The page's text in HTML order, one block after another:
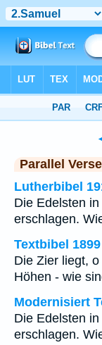
Parallel Verse
Lutherbibel
Die Edelsten
erschlagen.
Textbibel 1899
Die Zier liegt,
Höhen - wie
Modernisiert
Die Edelsten
erschlagen.